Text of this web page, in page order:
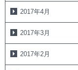
2017年4月
2017年3月
2017年2月